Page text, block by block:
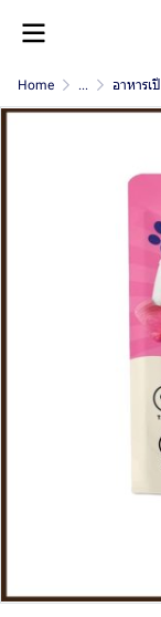
Home ... อาหารเ